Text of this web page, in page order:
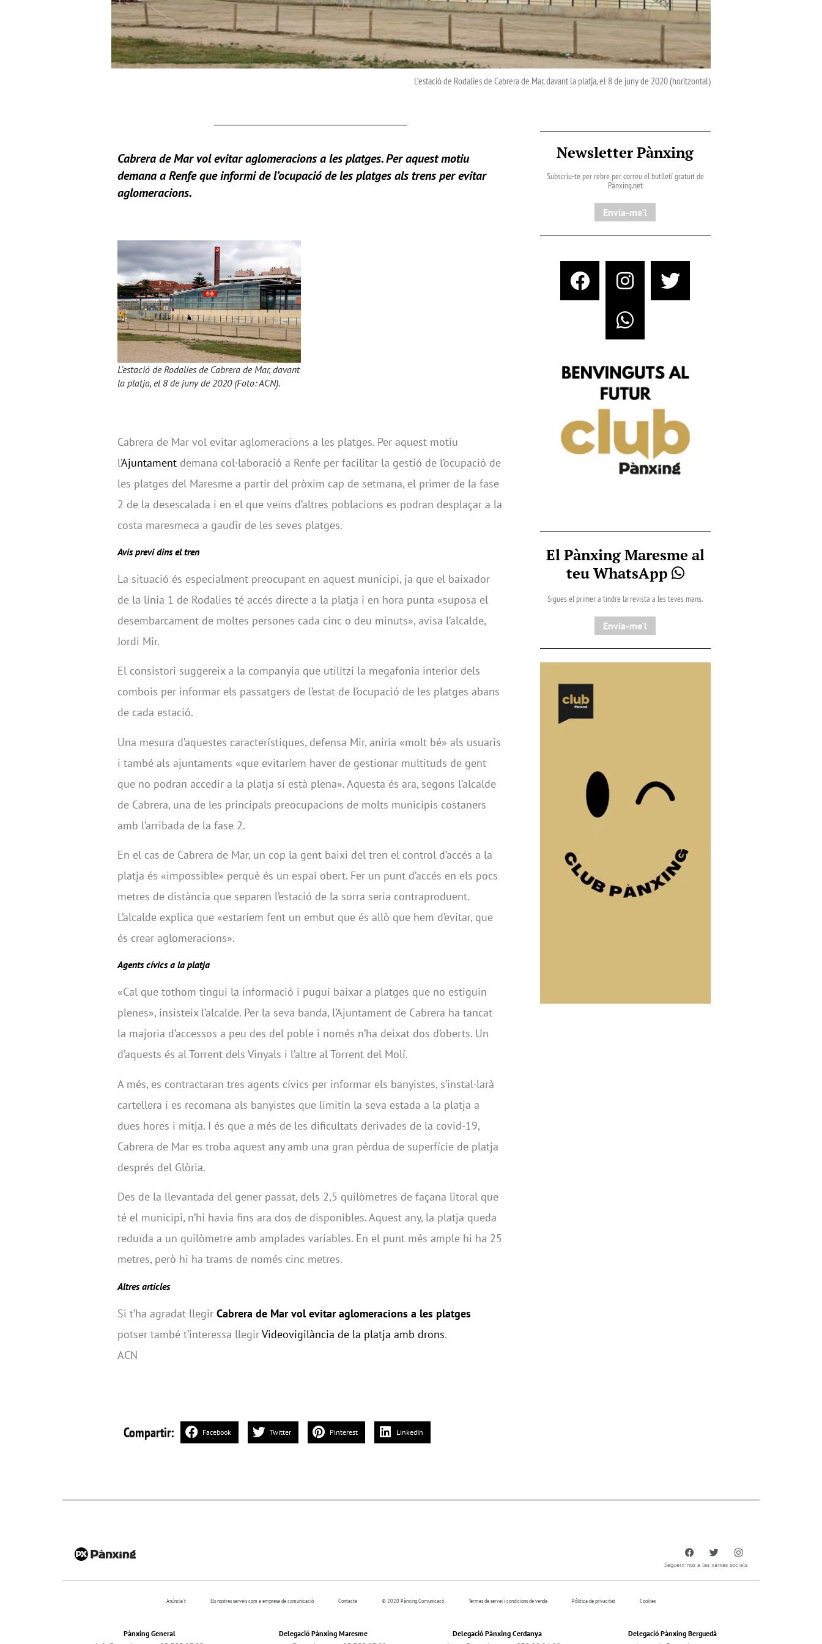
L’estació de Rodalies de Cabrera de Mar, davant la platja, el 8 de juny de 2020 (horitzontal)
Cabrera de Mar vol evitar aglomeracions a les platges. Per aquest motiu
demana a Renfe que informi de l’ocupació de les platges als trens per evitar
aglomeracions.
L’estació de Rodalies de Cabrera de Mar, davant
la platja, el 8 de juny de 2020 (Foto: ACN).
Cabrera de Mar vol evitar aglomeracions a les platges. Per aquest motiu
l’Ajuntament demana col·laboració a Renfe per facilitar la gestió de l’ocupació de
les platges del Maresme a partir del pròxim cap de setmana, el primer de la fase
2 de la desescalada i en el que veïns d’altres poblacions es podran desplaçar a la
costa maresmeca a gaudir de les seves platges.
Avís previ dins el tren
La situació és especialment preocupant en aquest municipi, ja que el baixador
de la línia 1 de Rodalies té accés directe a la platja i en hora punta «suposa el
desembarcament de moltes persones cada cinc o deu minuts», avisa l’alcalde,
Jordi Mir.
El consistori suggereix a la companyia que utilitzi la megafonia interior dels
combois per informar els passatgers de l’estat de l’ocupació de les platges abans
de cada estació.
Una mesura d’aquestes característiques, defensa Mir, aniria «molt bé» als usuaris
i també als ajuntaments «que evitaríem haver de gestionar multituds de gent
que no podran accedir a la platja si està plena». Aquesta és ara, segons l’alcalde
de Cabrera, una de les principals preocupacions de molts municipis costaners
amb l’arribada de la fase 2.
En el cas de Cabrera de Mar, un cop la gent baixi del tren el control d’accés a la
platja és «impossible» perquè és un espai obert. Fer un punt d’accés en els pocs
metres de distància que separen l’estació de la sorra seria contraproduent.
L’alcalde explica que «estaríem fent un embut que és allò que hem d’evitar, que
és crear aglomeracions».
Agents cívics a la platja
«Cal que tothom tingui la informació i pugui baixar a platges que no estiguin
plenes», insisteix l’alcalde. Per la seva banda, l’Ajuntament de Cabrera ha tancat
la majoria d’accessos a peu des del poble i només n’ha deixat dos d’oberts. Un
d’aquests és al Torrent dels Vinyals i l’altre al Torrent del Molí.
A més, es contractaran tres agents cívics per informar els banyistes, s’instal·larà
cartellera i es recomana als banyistes que limitin la seva estada a la platja a
dues hores i mitja. I és que a més de les dificultats derivades de la covid-19,
Cabrera de Mar es troba aquest any amb una gran pèrdua de superfície de platja
després del Glòria.
Des de la llevantada del gener passat, dels 2,5 quilòmetres de façana litoral que
té el municipi, n’hi havia fins ara dos de disponibles. Aquest any, la platja queda
reduïda a un quilòmetre amb amplades variables. En el punt més ample hi ha 25
metres, però hi ha trams de només cinc metres.
Altres articles
Si t’ha agradat llegir Cabrera de Mar vol evitar aglomeracions a les platges
potser també t’interessa llegirVideovigilància de la platja amb drons.
ACN
Compartir: Facebook Twitter Pinterest LinkedIn
Newsletter Pànxing
Subscriu-te per rebre per correu el butlletí gratuït de
Pànxing.net​
Envia-me'l
El Pànxing Maresme al
teu WhatsApp
Sigues el primer a tindre la revista a les teves mans.
Envia-me'l
Segueix-nos a les xarxes socials
Anúncia’t Els nostres serveis com a empresa de comunicació Contacte © 2020 Pànxing Comunicacó Termes de servei i condicions de venda Pólitica de privacitat Cookies
Pànxing General
Delegació Pànxing Maresme
Delegació Pànxing Cerdanya
Delegació Pànxing Berguedà